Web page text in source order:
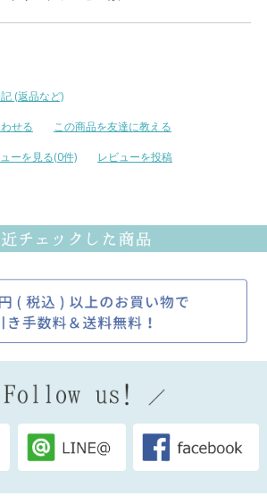
(返品など)
せる
この商品を友達に教える
ーを見る(0件) レビューを投稿